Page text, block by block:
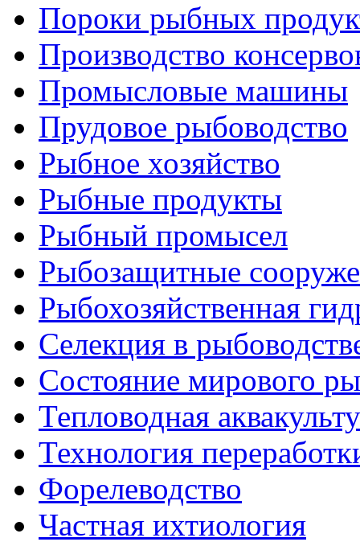
Пороки рыбных
Производство
Промысловые машины
Прудовое рыбоводство
Рыбное хозяйство
Рыбные продукты
Рыбный промысел
Рыбозащитные
Рыбохозяйственная
Селекция в
Состояние мирового
Тепловодная
Технология
Форелеводство
Частная ихтиология